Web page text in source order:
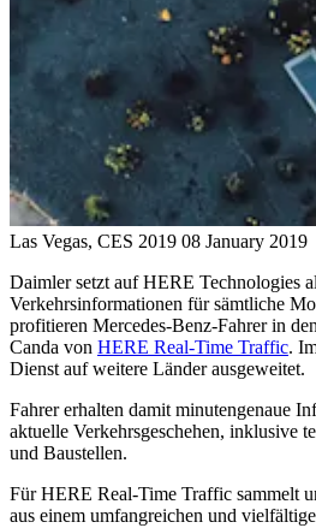
Las Vegas, CES 2019 08 January 2019
Daimler setzt auf HERE Technologies
Verkehrsinformationen für sämtliche
profitieren Mercedes-Benz-Fahrer in
Canda von HERE Real-Time Traffic.
Dienst auf weitere Länder ausgeweitet.
Fahrer erhalten damit minutengenaue
aktuelle Verkehrsgeschehen, inklusive
und Baustellen.
Für HERE Real-Time Traffic sammelt
aus einem umfangreichen und